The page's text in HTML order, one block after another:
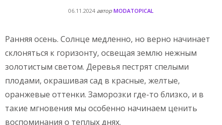
06.11.2024 автор MODATOPICAL
Ранняя осень. Солнце медленно, но верно начинает
склоняться к горизонту, освещая землю нежным
золотистым светом. Деревья пестрят спелыми
плодами, окрашивая сад в красные, желтые,
оранжевые оттенки. Заморозки где-то близко, и в
такие мгновения мы особенно начинаем ценить
воспоминания о теплых днях.